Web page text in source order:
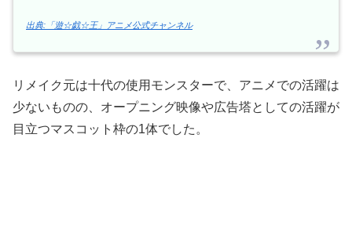
出典:「遊☆戯☆王」アニメ公式チャンネル
リメイク元は十代の使用モンスターで、アニメでの活躍は
少ないものの、オープニング映像や広告塔としての活躍が
目立つマスコット枠の1体でした。